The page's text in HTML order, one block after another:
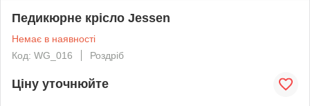
Педикюрне крісло Jessen
Немає в наявності
Код: WG_016
Роздріб
Ціну уточнюйте